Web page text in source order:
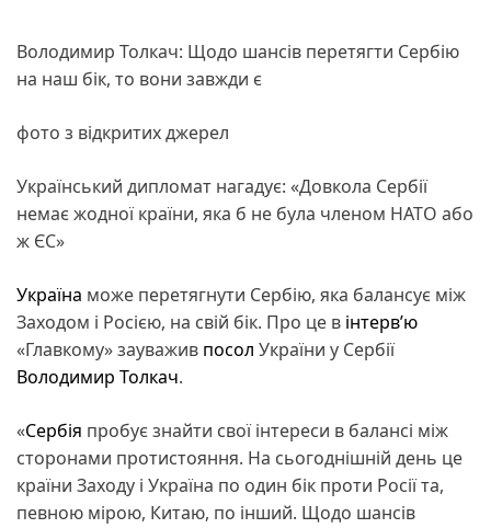
Володимир Толкач: Щодо шансів перетягти Сербію
на наш бік, то вони завжди є
фото з відкритих джерел
Український дипломат нагадує: «Довкола Сербії
немає жодної країни, яка б не була членом НАТО або
ж ЄС»
Україна може перетягнути Сербію, яка балансує між
Заходом і Росією, на свій бік. Про це в інтерв’ю
«Главкому» зауважив посол України у Сербії
Володимир Толкач.
«Сербія пробує знайти свої інтереси в балансі між
сторонами протистояння. На сьогоднішній день це
країни Заходу і Україна по один бік проти Росії та,
певною мірою, Китаю, по інший. Щодо шансів